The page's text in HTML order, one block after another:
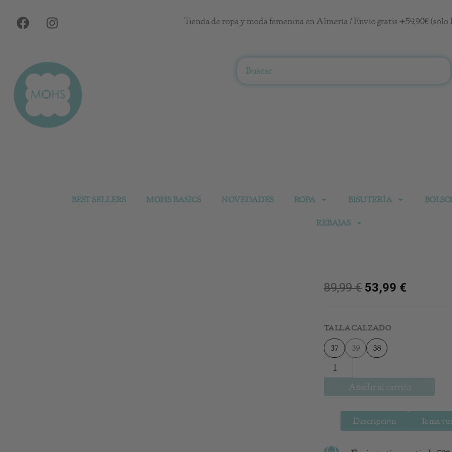
F
a
b
o
o
k
I
n
a
g
r
a
m
Tienda de ropa y moda femenina en Almería / Envío gratis +59,90€ (sólo
BEST SELLERS MOHS BASICS NOVEDADES ROPA BISUTERÍA
REBAJAS
89,99€ 53,99 €
TALLA CALZADO
37 39 38
Silver
cantidad
Añadir al carrito
Descripción Toma